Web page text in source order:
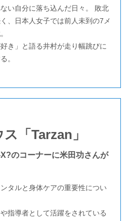
い自分に落ち込んだ日々。 敗北
、日本人女子では前人未到の7メ
き」と語る井村が走り幅跳びに
。
「Tarzan」
のコーナーに米田功さんが
タルと身体ケアの重要性につい
指導者として活躍をされている